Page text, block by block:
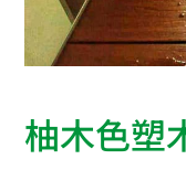
柚木色塑